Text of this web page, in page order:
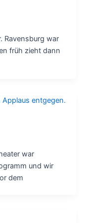
Ravensburg war
früh zieht dann
war
und wir
dem